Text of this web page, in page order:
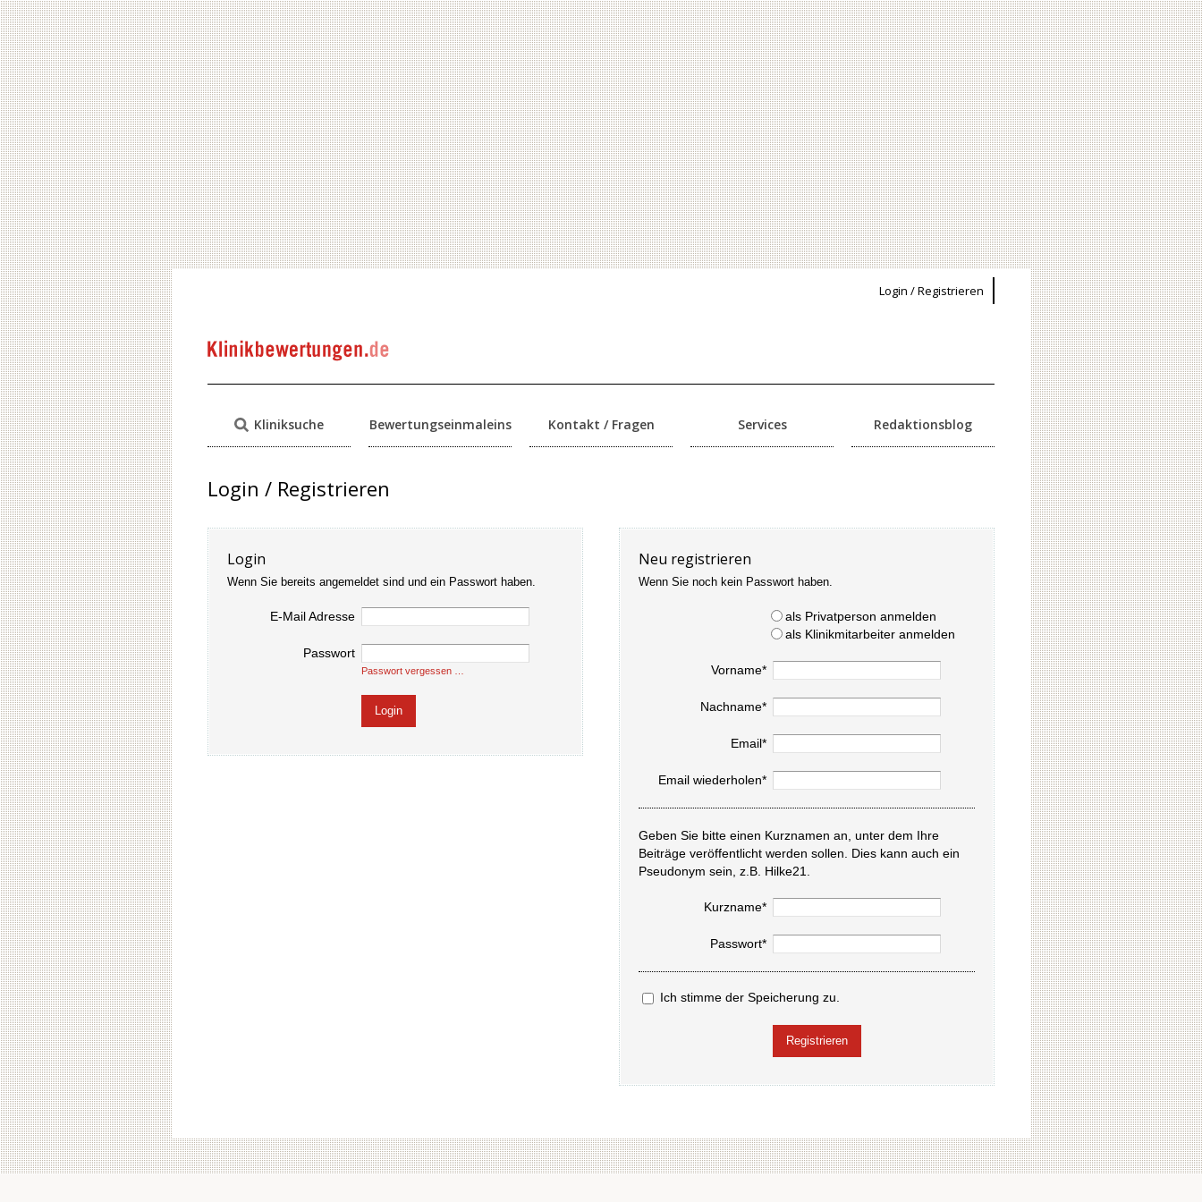
Login / Registrieren
Kliniksuche Bewertungseinmaleins Kontakt / Fragen Services Redaktionsblog
Login / Registrieren
Login
Wenn Sie bereits angemeldet sind und ein Passwort haben.
E-Mail Adresse
Passwort
Passwort vergessen …
Neu registrieren
Wenn Sie noch kein Passwort haben.
als Privatperson anmelden
als Klinikmitarbeiter anmelden
Vorname*
Nachname*
Email*
Email wiederholen*
Geben Sie bitte einen Kurznamen an, unter dem Ihre
Beiträge veröffentlicht werden sollen. Dies kann auch ein
Pseudonym sein, z.B. Hilke21.
Kurzname*
Passwort*
Ich stimme der Speicherung zu.